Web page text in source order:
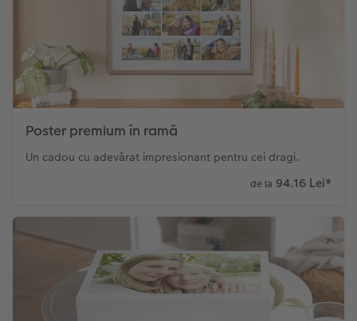
Poster premium în ramă
Un cadou cu adevărat impresionant pentru cei dragi.
de la 94.16 Lei*